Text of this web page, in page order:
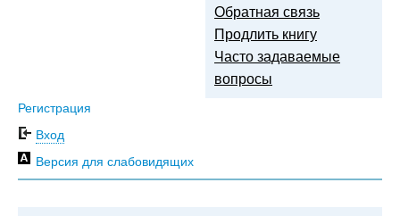
Обратная связь
Продлить книгу
Часто задаваемые
вопросы
Регистрация
Вход
Версия для слабовидящих